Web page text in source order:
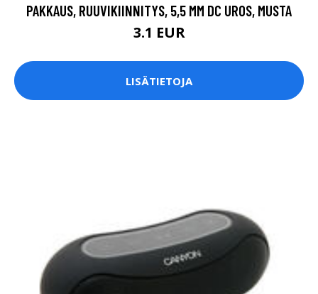
PAKKAUS, RUUVIKIINNITYS, 5,5 MM DC UROS, MUSTA
3.1 EUR
LISÄTIETOJA